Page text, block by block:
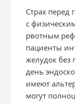
Страх перед
с
рвотным
пациенты
желудок без
день
имеют
могут